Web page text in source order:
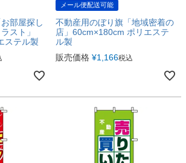
部屋探し
スト」
ステル製
メール便配送可能
不動産用のぼり旗「地域密着の
店」60cm×180cm ポリエステ
ル製
販売価格 ¥1,166税込